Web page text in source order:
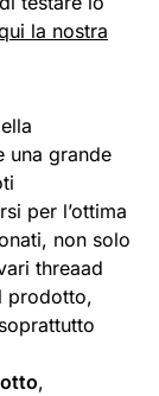
la nostra
una grande
per l’ottima
non solo
threaad
prodotto,
,